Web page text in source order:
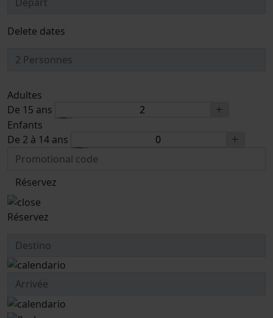
Delete dates
Adultes
De 15 ans
Enfants
De 2 à 14 ans
Réservez
Réservez